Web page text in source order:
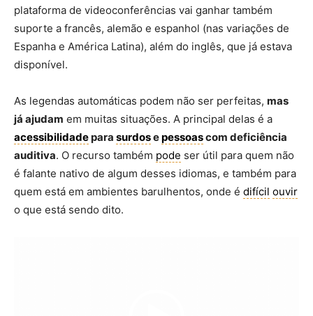
plataforma de videoconferências vai ganhar também
suporte a francês, alemão e espanhol (nas variações de
Espanha e América Latina), além do inglês, que já estava
disponível.
As legendas automáticas podem não ser perfeitas, mas
já ajudam em muitas situações. A principal delas é a
acessibilidadepara surdosepessoascom deficiência
auditiva. O recurso também pode ser útil para quem não
é falante nativo de algum desses idiomas, e também para
quem está em ambientes barulhentos, onde é difícil ouvir
o que está sendo dito.